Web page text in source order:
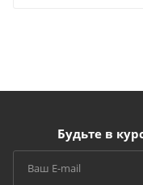
Будьте в